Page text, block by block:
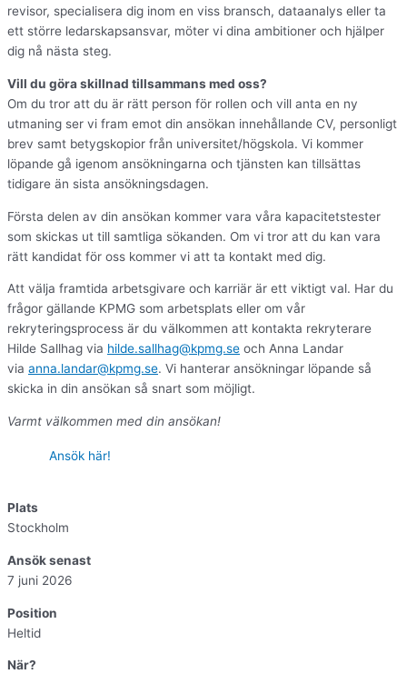
revisor, specialisera dig inom en viss bransch, dataanalys eller ta
ett större ledarskapsansvar, möter vi dina ambitioner och hjälper
dig nå nästa steg.
Vill du göra skillnad tillsammans med oss?
Om du tror att du är rätt person för rollen och vill anta en ny
utmaning ser vi fram emot din ansökan innehållande CV, personligt
brev samt betygskopior från universitet/högskola. Vi kommer
löpande gå igenom ansökningarna och tjänsten kan tillsättas
tidigare än sista ansökningsdagen.
Första delen av din ansökan kommer vara våra kapacitetstester
som skickas ut till samtliga sökanden. Om vi tror att du kan vara
rätt kandidat för oss kommer vi att ta kontakt med dig.
Att välja framtida arbetsgivare och karriär är ett viktigt val. Har du
frågor gällande KPMG som arbetsplats eller om vår
rekryteringsprocess är du välkommen att kontakta rekryterare
Hilde Sallhag via hilde.sallhag@kpmg.se och Anna Landar
via anna.landar@kpmg.se. Vi hanterar ansökningar löpande så
skicka in din ansökan så snart som möjligt.
Varmt välkommen med din ansökan!
Ansök här!
Plats
Stockholm
Ansök senast
7 juni 2026
Position
Heltid
När?